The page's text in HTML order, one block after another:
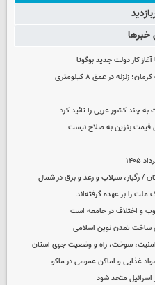
خبرها
کار دولت جدید بوگوتا
قیمت بنزین به صلاح نیست
را بر عهده گرفته‌اند
و اختلاف در جامعه است
ساخت تمدن نوین اسلامی
امنیت، سوخت، راه و وضعیت جوی استان
غذایی و اماکن عمومی در ماکو
اسرائیل متحد شود